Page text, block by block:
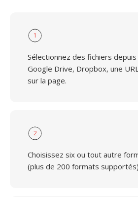
1
Sélectionnez des fichiers
Google Drive, Dropbox, une
sur la page.
2
Choisissez six ou tout autre
(plus de 200 formats supportés)